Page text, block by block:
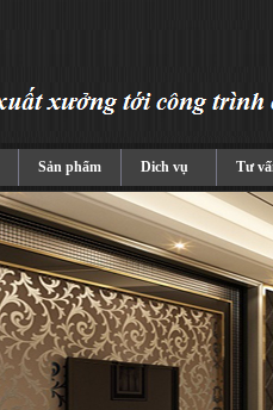
Sản phẩm Dich vụ Tư